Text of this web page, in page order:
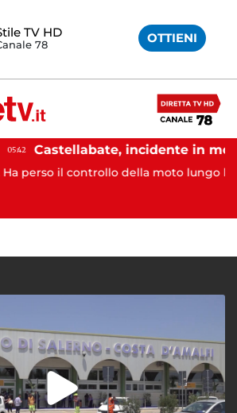
TV HD
78 OTTIENI
Castellabate, incidente in moto: 27enne in ospedale
perso il controllo della moto lungo la